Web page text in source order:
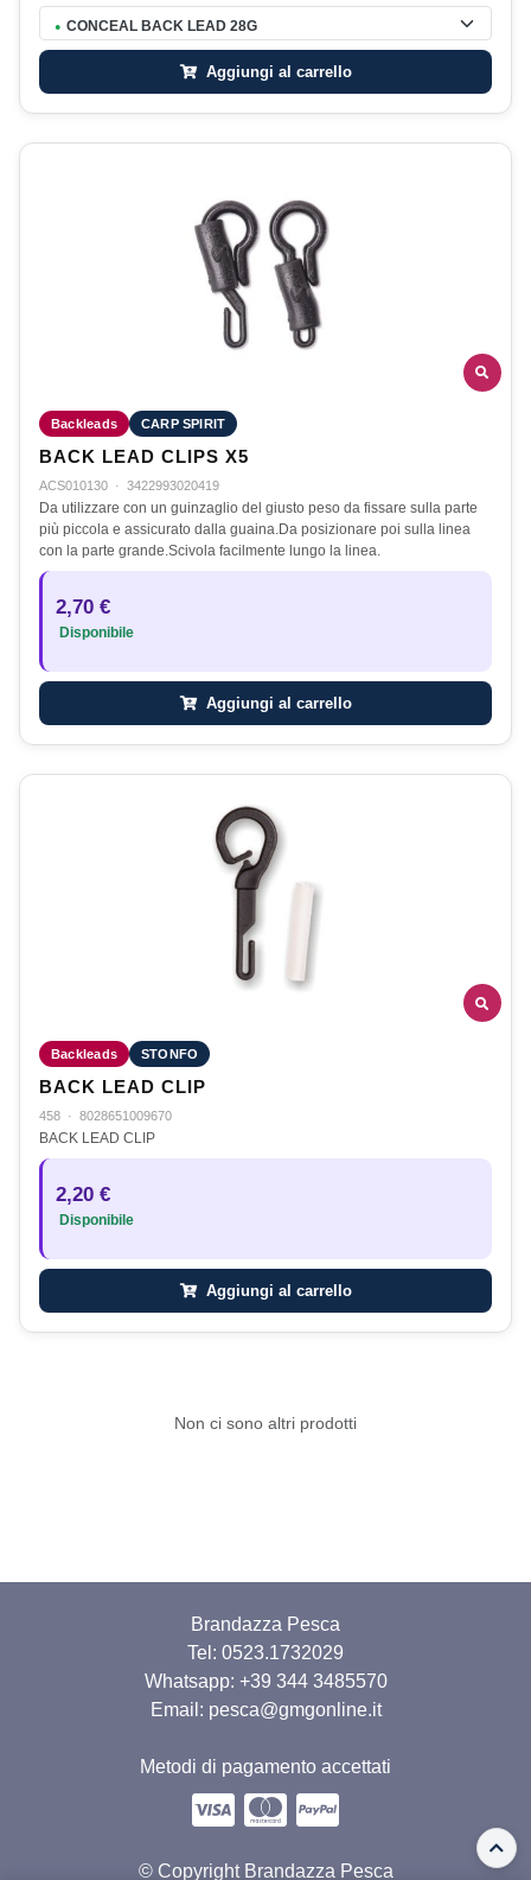
● CONCEAL BACK LEAD 28G
Aggiungi al carrello
Backleads CARP SPIRIT
BACK LEAD CLIPS X5
ACS010130 · 3422993020419
Da utilizzare con un guinzaglio del giusto peso da fissare sulla parte
più piccola e assicurato dalla guaina.Da posizionare poi sulla linea
con la parte grande.Scivola facilmente lungo la linea.
2,70 €
Disponibile
Aggiungi al carrello
Backleads STONFO
BACK LEAD CLIP
458 · 8028651009670
BACK LEAD CLIP
2,20 €
Disponibile
Aggiungi al carrello
Non ci sono altri prodotti
Brandazza Pesca
Tel: 0523.1732029
Whatsapp: +39 344 3485570
Email: pesca@gmgonline.it
Metodi di pagamento accettati
© Copyright Brandazza Pesca